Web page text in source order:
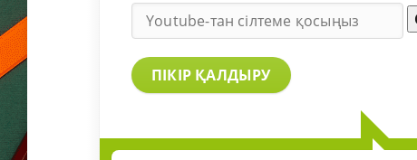
ПІКІР ҚАЛДЫРУ